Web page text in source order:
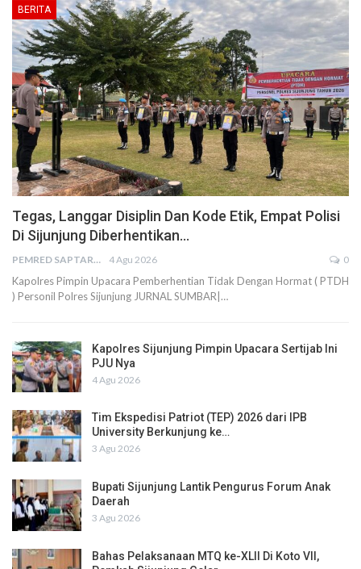
BERITA
Tegas, Langgar Disiplin Dan Kode Etik, Empat Polisi
Di Sijunjung Diberhentikan…
PEMRED SAPTARIUS 4 Agu 2026 0
Kapolres Pimpin Upacara Pemberhentian Tidak Dengan Hormat ( PTDH
) Personil Polres Sijunjung JURNAL SUMBAR|…
Kapolres Sijunjung Pimpin Upacara Sertijab Ini
PJU Nya
4 Agu 2026
Tim Ekspedisi Patriot (TEP) 2026 dari IPB
University Berkunjung ke…
3 Agu 2026
Bupati Sijunjung Lantik Pengurus Forum Anak
Daerah
3 Agu 2026
Bahas Pelaksanaan MTQ ke-XLII Di Koto VII,